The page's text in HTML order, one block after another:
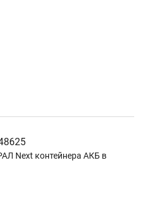
Next контейнера АКБ в